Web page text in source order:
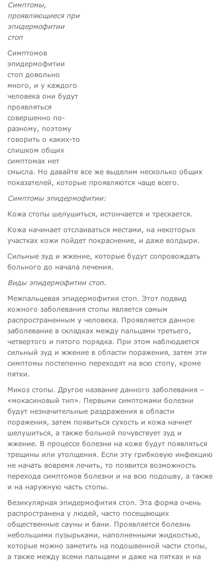
Симптомы,
проявляющиеся при
эпидермофитии
стоп
Симптомов
эпидермофитии
стоп довольно
много, и у каждого
человека они будут
проявляться
совершенно по-
разному, поэтому
говорить о каких-то
слишком общих
симптомах нет
смысла. Но давайте все же выделим несколько общих
показателей, которые проявляются чаще всего.
Симптомы эпидермофитии:
Кожа стопы шелушиться, истончается и трескается.
Кожа начинает отслаиваться местами, на некоторых
участках кожи пойдет покраснение, и даже волдыри.
Сильные зуд и жжение, которые будут сопровождать
больного до начала лечения.
Виды эпидермофитии стоп.
Межпальцевая эпидермофития стоп. Этот подвид
кожного заболевания стопы является самым
распространенным у человека. Проявляется данное
заболевание в складках между пальцами третьего,
четвертого и пятого порядка. При этом наблюдается
сильный зуд и жжение в области поражения, затем эти
симптомы постепенно переходят на всю стопу, кроме
пятки.
Микоз стопы. Другое название данного заболевания –
«мокасиновый тип». Первыми симптомами болезни
будут незначительные раздражения в области
поражения, затем появиться сухость и кожа начнет
шелушиться, а также больной почувствует зуд и
жжение. В процессе болезни на коже будут появляться
трещины или утолщения. Если эту грибковую инфекцию
не начать вовремя лечить, то появится возможность
перехода симптомов болезни и на всю подошву, а также
и на наружную часть стопы.
Везикулярная эпидермофития стоп. Эта форма очень
распространена у людей, часто посещающих
общественные сауны и бани. Проявляется болезнь
небольшими пузырьками, наполненными жидкостью,
которые можно заметить на подошвенной части стопы,
а также между всеми пальцами и даже на пятках и на